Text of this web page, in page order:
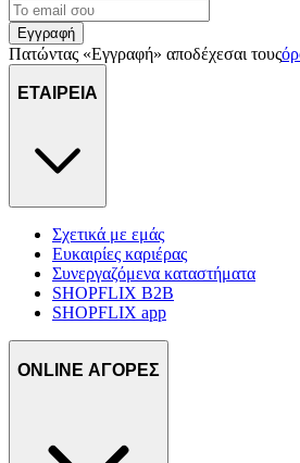
Εγγραφή
Πατώντας «Εγγραφή» αποδέχεσαι τους
ΕΤΑΙΡΕΙΑ
Σχετικά με εμάς
Ευκαιρίες καριέρας
Συνεργαζόμενα καταστήματα
SHOPFLIX B2B
SHOPFLIX app
ONLINE ΑΓΟΡΕΣ